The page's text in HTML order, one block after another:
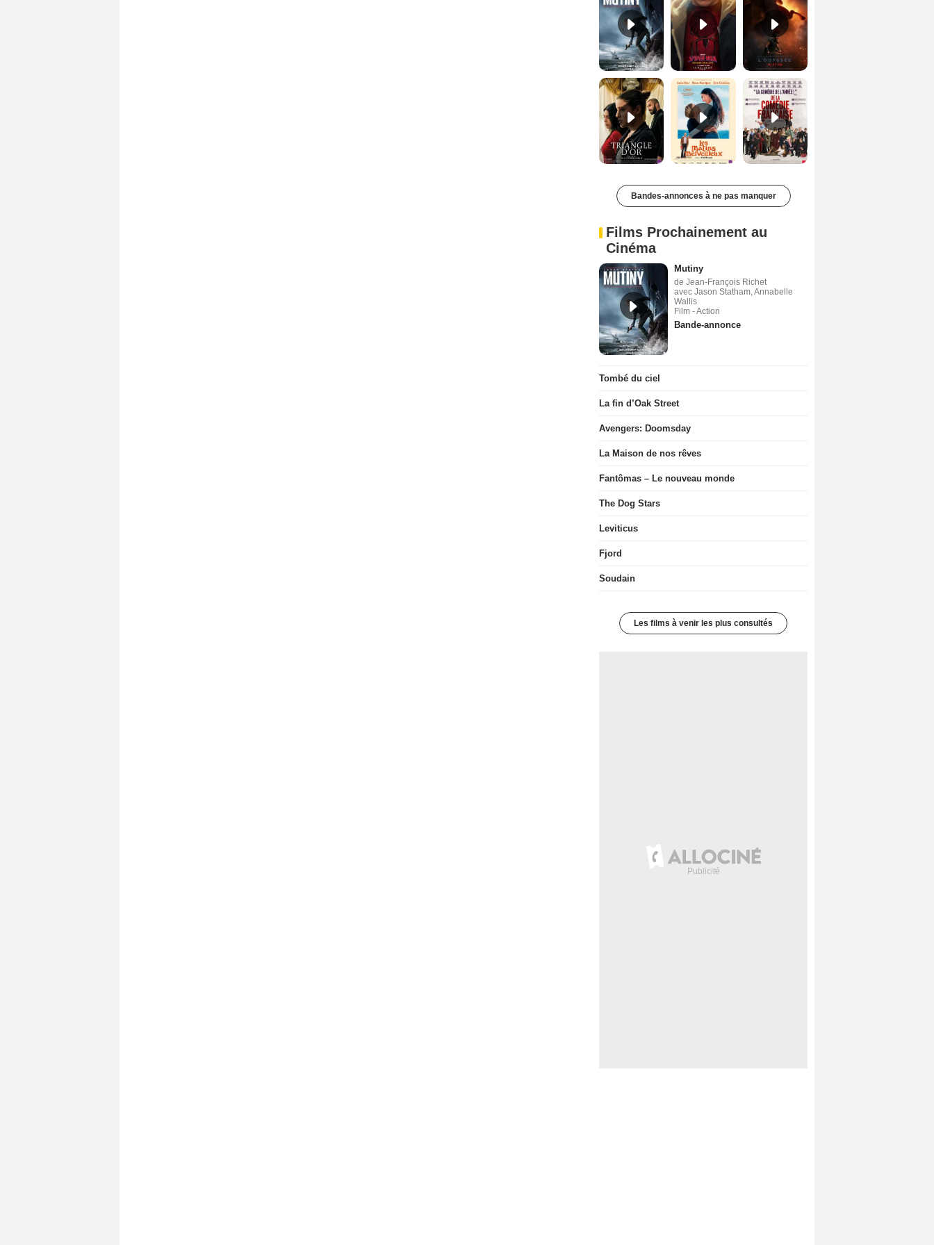
Le Triangle d'or Bande-annonce VF De la Comédie-Française Teaser VF
Bandes-annonces à ne pas manquer
Films Prochainement au
Cinéma
Mutiny
de Jean-François Richet
avec Jason Statham, Annabelle
Wallis
Film - Action
Bande-annonce
Tombé du ciel
La fin d’Oak Street
Avengers: Doomsday
La Maison de nos rêves
Fantômas – Le nouveau monde
The Dog Stars
Leviticus
Fjord
Soudain
Les films à venir les plus consultés